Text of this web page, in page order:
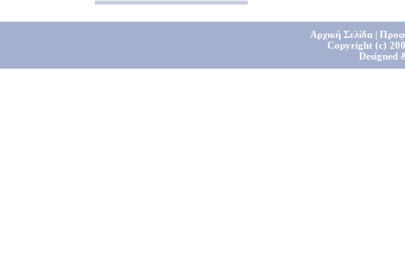
Αρχική Σελίδα|
Copyright (c)
Designed